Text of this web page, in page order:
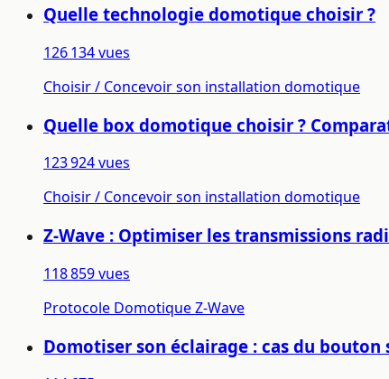
Quelle technologie domotique choisir ?
126 134 vues
Choisir / Concevoir son installation domotique
Quelle box domotique choisir ?
123 924 vues
Choisir / Concevoir son installation domotique
Z-Wave : Optimiser les transmissions
118 859 vues
Protocole Domotique Z-Wave
Domotiser son éclairage : cas du bouton